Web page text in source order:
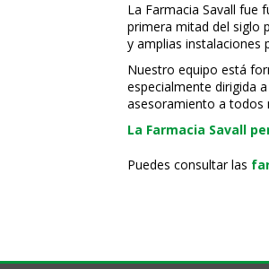
La Farmacia Savall fue
primera mitad del siglo
y amplias instalaciones
Nuestro equipo está
especialmente dirigida
asesoramiento a todos
La Farmacia Savall
Puedes consultar las